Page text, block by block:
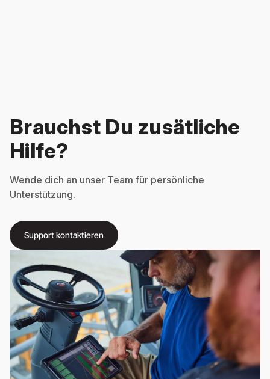
Brauchst Du zusätliche
Hilfe?
Wende dich an unser Team für persönliche
Unterstützung.
Support kontaktieren